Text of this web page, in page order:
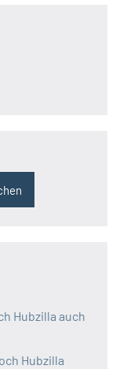
Hubzilla auch
Hubzilla